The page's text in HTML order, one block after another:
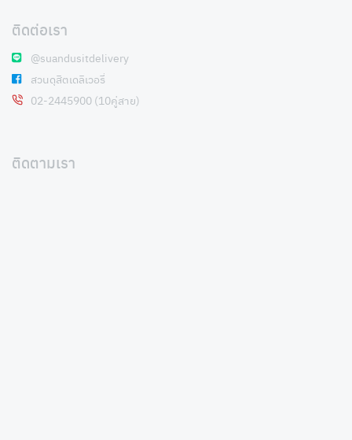
ติดต่อเรา
@suandusitdelivery
สวนดุสิตเดลิเวอรี่
02-2445900 (10คู่สาย)
ติดตามเรา